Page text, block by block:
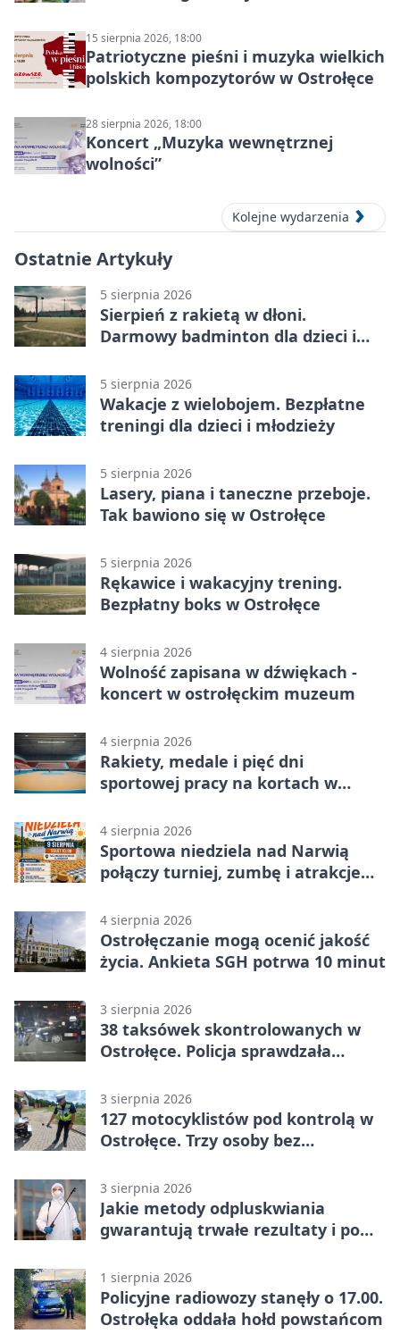
15 sierpnia 2026, 18:00
Patriotyczne pieśni i muzyka wielkich
polskich kompozytorów w Ostrołęce
28 sierpnia 2026, 18:00
Koncert „Muzyka wewnętrznej
wolności”
Kolejne wydarzenia
Ostatnie Artykuły
5 sierpnia 2026
Sierpień z rakietą w dłoni.
Darmowy badminton dla dzieci i
5 sierpnia 2026
Wakacje z wielobojem. Bezpłatne
treningi dla dzieci i młodzieży
5 sierpnia 2026
Lasery, piana i taneczne przeboje.
Tak bawiono się w Ostrołęce
5 sierpnia 2026
Rękawice i wakacyjny trening.
Bezpłatny boks w Ostrołęce
4 sierpnia 2026
Wolność zapisana w dźwiękach -
koncert w ostrołęckim muzeum
4 sierpnia 2026
Rakiety, medale i pięć dni
sportowej pracy na kortach w
4 sierpnia 2026
Sportowa niedziela nad Narwią
połączy turniej, zumbę i atrakcje
4 sierpnia 2026
Ostrołęczanie mogą ocenić jakość
życia. Ankieta SGH potrwa 10 minut
3 sierpnia 2026
38 taksówek skontrolowanych w
Ostrołęce. Policja sprawdzała
3 sierpnia 2026
127 motocyklistów pod kontrolą w
Ostrołęce. Trzy osoby bez
3 sierpnia 2026
Jakie metody odpluskwiania
gwarantują trwałe rezultaty i po
wykonawcę?
1 sierpnia 2026
Policyjne radiowozy stanęły o 17.00.
Ostrołęka oddała hołd powstańcom